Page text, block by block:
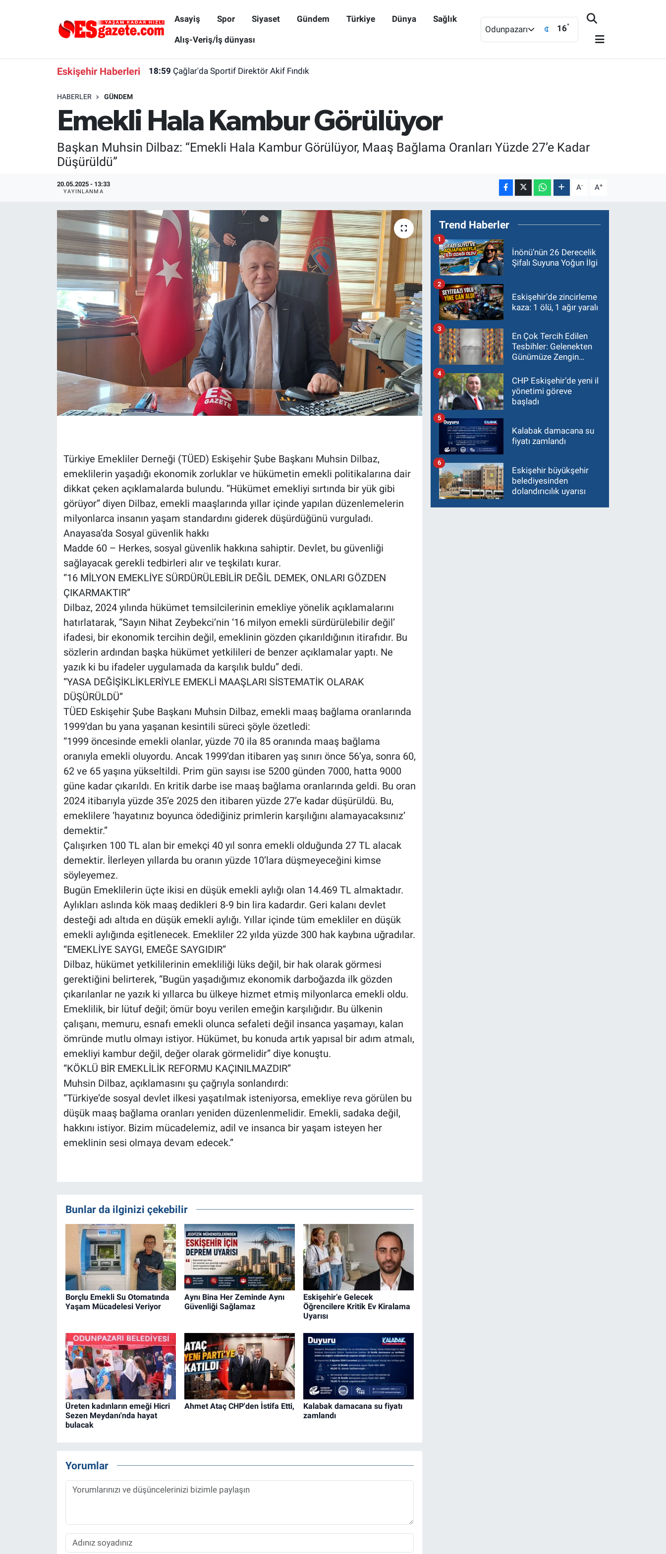
Asayiş Spor Siyaset Gündem Türkiye Dünya Sağlık
Alış-Veriş/İş dünyası
Odunpazarı 16°
Eskişehir Haberleri 18:59 Çağlar'da Sportif Direktör Akif Fındık
HABERLER GÜNDEM
Emekli Hala Kambur Görülüyor
Başkan Muhsin Dilbaz: “Emekli Hala Kambur Görülüyor, Maaş Bağlama Oranları Yüzde 27’e Kadar
Düşürüldü”
20.05.2025 - 13:33
YAYINLANMA A- A+
Türkiye Emekliler Derneği (TÜED) Eskişehir Şube Başkanı Muhsin Dilbaz,
emeklilerin yaşadığı ekonomik zorluklar ve hükümetin emekli politikalarına dair
dikkat çeken açıklamalarda bulundu. “Hükümet emekliyi sırtında bir yük gibi
görüyor” diyen Dilbaz, emekli maaşlarında yıllar içinde yapılan düzenlemelerin
milyonlarca insanın yaşam standardını giderek düşürdüğünü vurguladı.
Anayasa’da Sosyal güvenlik hakkı
Madde 60 – Herkes, sosyal güvenlik hakkına sahiptir. Devlet, bu güvenliği
sağlayacak gerekli tedbirleri alır ve teşkilatı kurar.
“16 MİLYON EMEKLİYE SÜRDÜRÜLEBİLİR DEĞİL DEMEK, ONLARI GÖZDEN
ÇIKARMAKTIR”
Dilbaz, 2024 yılında hükümet temsilcilerinin emekliye yönelik açıklamalarını
hatırlatarak, “Sayın Nihat Zeybekci’nin ‘16 milyon emekli sürdürülebilir değil’
ifadesi, bir ekonomik tercihin değil, emeklinin gözden çıkarıldığının itirafıdır. Bu
sözlerin ardından başka hükümet yetkilileri de benzer açıklamalar yaptı. Ne
yazık ki bu ifadeler uygulamada da karşılık buldu” dedi.
“YASA DEĞİŞİKLİKLERİYLE EMEKLİ MAAŞLARI SİSTEMATİK OLARAK
DÜŞÜRÜLDÜ”
TÜED Eskişehir Şube Başkanı Muhsin Dilbaz, emekli maaş bağlama oranlarında
1999’dan bu yana yaşanan kesintili süreci şöyle özetledi:
“1999 öncesinde emekli olanlar, yüzde 70 ila 85 oranında maaş bağlama
oranıyla emekli oluyordu. Ancak 1999’dan itibaren yaş sınırı önce 56’ya, sonra 60,
62 ve 65 yaşına yükseltildi. Prim gün sayısı ise 5200 günden 7000, hatta 9000
güne kadar çıkarıldı. En kritik darbe ise maaş bağlama oranlarında geldi. Bu oran
2024 itibarıyla yüzde 35’e 2025 den itibaren yüzde 27’e kadar düşürüldü. Bu,
emeklilere ‘hayatınız boyunca ödediğiniz primlerin karşılığını alamayacaksınız’
demektir.”
Çalışırken 100 TL alan bir emekçi 40 yıl sonra emekli olduğunda 27 TL alacak
demektir. İlerleyen yıllarda bu oranın yüzde 10’lara düşmeyeceğini kimse
söyleyemez.
Bugün Emeklilerin üçte ikisi en düşük emekli aylığı olan 14.469 TL almaktadır.
Aylıkları aslında kök maaş dedikleri 8-9 bin lira kadardır. Geri kalanı devlet
desteği adı altıda en düşük emekli aylığı. Yıllar içinde tüm emekliler en düşük
emekli aylığında eşitlenecek. Emekliler 22 yılda yüzde 300 hak kaybına uğradılar.
“EMEKLİYE SAYGI, EMEĞE SAYGIDIR”
Dilbaz, hükümet yetkililerinin emekliliği lüks değil, bir hak olarak görmesi
gerektiğini belirterek, “Bugün yaşadığımız ekonomik darboğazda ilk gözden
çıkarılanlar ne yazık ki yıllarca bu ülkeye hizmet etmiş milyonlarca emekli oldu.
Emeklilik, bir lütuf değil; ömür boyu verilen emeğin karşılığıdır. Bu ülkenin
çalışanı, memuru, esnafı emekli olunca sefaleti değil insanca yaşamayı, kalan
ömründe mutlu olmayı istiyor. Hükümet, bu konuda artık yapısal bir adım atmalı,
emekliyi kambur değil, değer olarak görmelidir” diye konuştu.
“KÖKLÜ BİR EMEKLİLİK REFORMU KAÇINILMAZDIR”
Muhsin Dilbaz, açıklamasını şu çağrıyla sonlandırdı:
“Türkiye’de sosyal devlet ilkesi yaşatılmak isteniyorsa, emekliye reva görülen bu
düşük maaş bağlama oranları yeniden düzenlenmelidir. Emekli, sadaka değil,
hakkını istiyor. Bizim mücadelemiz, adil ve insanca bir yaşam isteyen her
emeklinin sesi olmaya devam edecek.”
Bunlar da ilginizi çekebilir
Borçlu Emekli Su Otomatında
Yaşam Mücadelesi Veriyor
Aynı Bina Her Zeminde Aynı
Güvenliği Sağlamaz
Eskişehir’e Gelecek
Öğrencilere Kritik Ev Kiralama
Uyarısı
Üreten kadınların emeği Hicri
Sezen Meydanı'nda hayat
bulacak
Ahmet Ataç CHP'den İstifa Etti,
Kalabak damacana su fiyatı
zamlandı
Yorumlar
Trend Haberler
İnönü’nün 26 Derecelik
Şifalı Suyuna Yoğun İlgi
1
Eskişehir’de zincirleme
kaza: 1 ölü, 1 ağır yaralı
2
En Çok Tercih Edilen
Tesbihler: Gelenekten
Günümüze Zengin
3
CHP Eskişehir’de yeni il
yönetimi göreve
başladı
4
Kalabak damacana su
fiyatı zamlandı
5
Eskişehir büyükşehir
belediyesinden
dolandırıcılık uyarısı
6
Alış-Veriş/İş dünyası
Eskişehirspor Arşivi
Röportaj
Ekonomi
Kültür Sanat
Politika
Kütahya
Magazin
Eskişehir Nöbetçi Eczaneler
Süper Lig Puan Durumu ve Fikstür
Son Dakika Haberleri
Haber Arşivi